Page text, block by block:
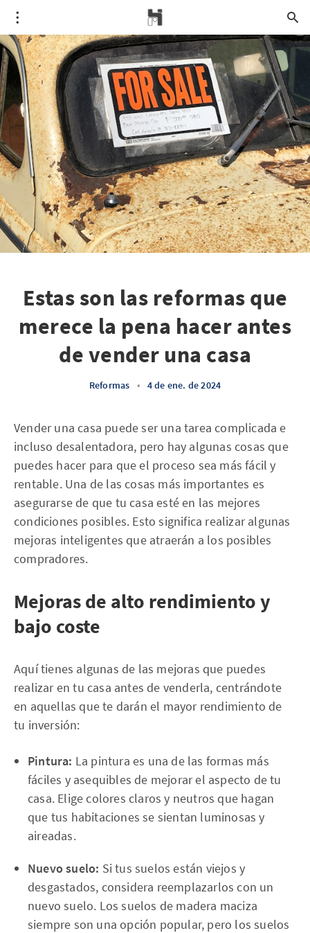
Estas son las reformas que
merece la pena hacer antes
de vender una casa
Reformas • 4 de ene. de 2024
Vender una casa puede ser una tarea complicada e
incluso desalentadora, pero hay algunas cosas que
puedes hacer para que el proceso sea más fácil y
rentable. Una de las cosas más importantes es
asegurarse de que tu casa esté en las mejores
condiciones posibles. Esto significa realizar algunas
mejoras inteligentes que atraerán a los posibles
compradores.
Mejoras de alto rendimiento y
bajo coste
Aquí tienes algunas de las mejoras que puedes
realizar en tu casa antes de venderla, centrándote
en aquellas que te darán el mayor rendimiento de
tu inversión:
Pintura: La pintura es una de las formas más
fáciles y asequibles de mejorar el aspecto de tu
casa. Elige colores claros y neutros que hagan
que tus habitaciones se sientan luminosas y
aireadas.
Nuevo suelo: Si tus suelos están viejos y
desgastados, considera reemplazarlos con un
nuevo suelo. Los suelos de madera maciza
siempre son una opción popular, pero los suelos